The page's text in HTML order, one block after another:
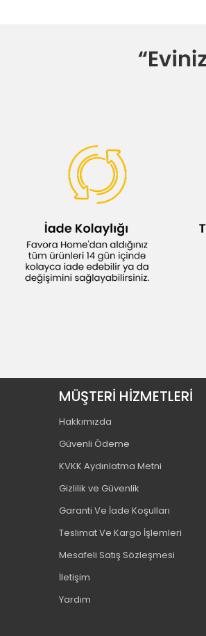
MÜŞTERİ HİZMETLERİ
Hakkımızda
Güvenli Ödeme
KVKK Aydınlatma Metni
Gizlilik ve Güvenlik
Garanti Ve İade Koşulları
Teslimat Ve Kargo İşlemleri
Mesafeli Satış Sözleşmesi
İletişim
Yardım